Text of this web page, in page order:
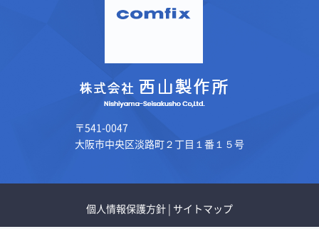
〒541-0047
大阪市中央区淡路町２丁目１番１５号
個人情報保護方針 | サイトマップ